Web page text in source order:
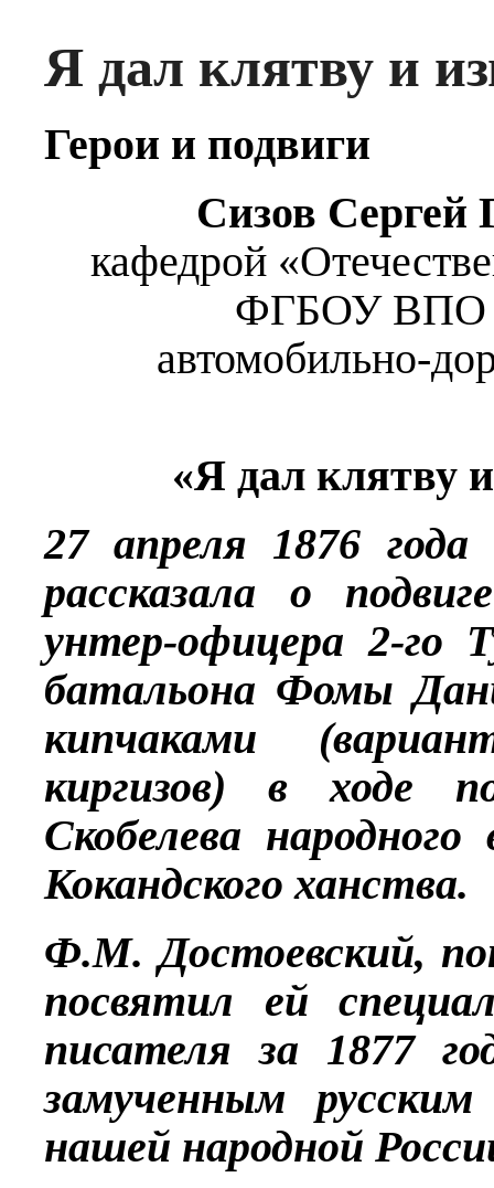
Я дал клятву и
Герои и подвиги
Сизов Сергей
кафедрой
ФГБОУ ВПО
автомобильно-
«Я дал клятву
27 апреля 1876 года
рассказала о
унтер-офицера 2-го
батальона Фомы
кипчаками
киргизов) в ходе
Скобелева
Кокандского ханства.
Ф.М. Достоевский,
посвятил ей
писателя за 1877
замученным
нашей народной